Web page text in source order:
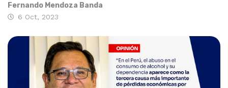
Fernando Mendoza Banda
6 Oct, 2023